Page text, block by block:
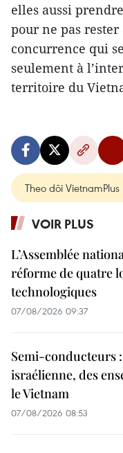
elles aussi
pour ne pas
concurrence qui
seulement à
territoire du
Theo dõi VietnamPlus
VOIR PLUS
L’Assemblée
réforme de quatre
technologiques
07/08/2026 09:37
Semi-conducteurs
israélienne, des
le Vietnam
07/08/2026 08:53